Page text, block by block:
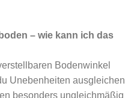
– wie kann ich das
Bodenwinkel
Unebenheiten ausgleichen
besonders ungleichmäßig